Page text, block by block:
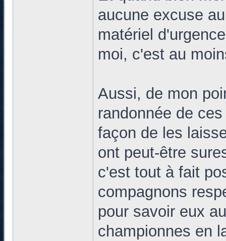
aucune excuse
matériel
moi, c'est au
Aussi, de mon
randonnée de
façon de les
ont peut-être
c'est tout à fait
compagnons
pour savoir eux
championnes en